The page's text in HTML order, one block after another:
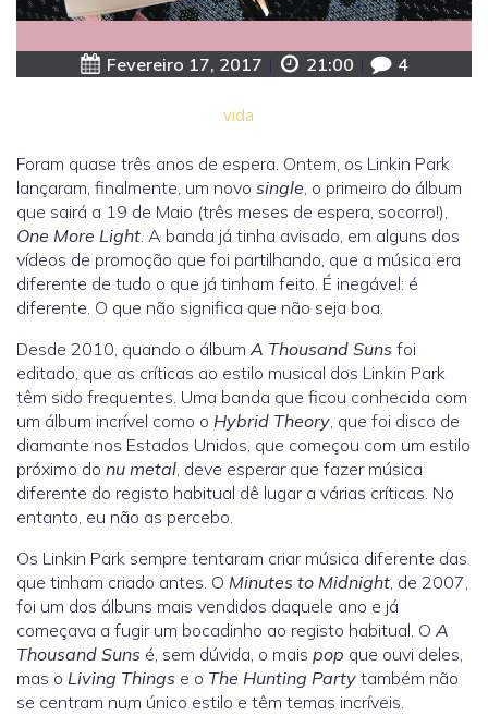
Fevereiro 17, 2017 21:00 4
vida
Foram quase três anos de espera. Ontem, os Linkin Park
lançaram, finalmente, um novo single, o primeiro do álbum
que sairá a 19 de Maio (três meses de espera, socorro!),
One More Light. A banda já tinha avisado, em alguns dos
vídeos de promoção que foi partilhando, que a música era
diferente de tudo o que já tinham feito. É inegável: é
diferente. O que não significa que não seja boa.
Desde 2010, quando o álbum A Thousand Suns foi
editado, que as críticas ao estilo musical dos Linkin Park
têm sido frequentes. Uma banda que ficou conhecida com
um álbum incrível como o Hybrid Theory, que foi disco de
diamante nos Estados Unidos, que começou com um estilo
próximo do nu metal, deve esperar que fazer música
diferente do registo habitual dê lugar a várias críticas. No
entanto, eu não as percebo.
Os Linkin Park sempre tentaram criar música diferente das
que tinham criado antes. O Minutes to Midnight, de 2007,
foi um dos álbuns mais vendidos daquele ano e já
começava a fugir um bocadinho ao registo habitual. O A
Thousand Suns é, sem dúvida, o mais pop que ouvi deles,
mas o Living Things e o The Hunting Party também não
se centram num único estilo e têm temas incríveis.